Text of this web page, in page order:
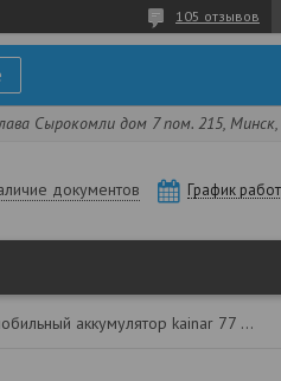
105 отзывов
Сырокомли дом 7 пом. 215, Минск,
документов График
Автомобильный аккумулятор kainar 77 l+ (750a)